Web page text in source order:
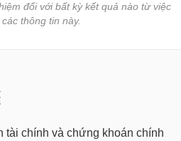
đối với bất kỳ kết quả nào từ việc
thông tin này.
tài chính và chứng khoán chính